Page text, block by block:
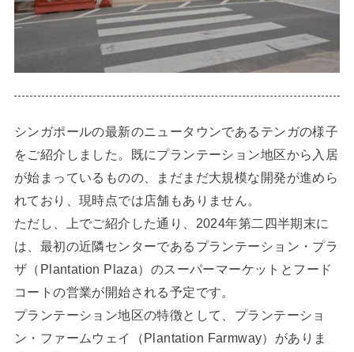
シンガポールの最新のニュータウンであるテンガの様子
をご紹介しました。既にプランテーション地区から入居
が始まっているものの、まだまだ大規模な開発が進めら
れており、現時点では店舗もありません。
ただし、上でご紹介した通り、2024年第二四半期末に
は、最初の近隣センターであるプランテーション・プラ
ザ（Plantation Plaza）のスーパーマーケットとフード
コートの営業が開始される予定です。
プランテーション地区の特徴として、プランテーショ
ン・ファームウェイ（Plantation Farmway）がありま